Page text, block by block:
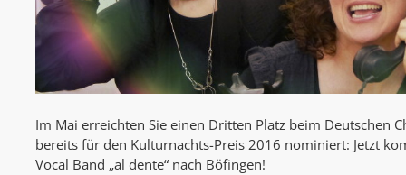
Im Mai erreichten Sie einen Dritten Platz beim Deutschen
bereits für den Kulturnachts-Preis 2016 nominiert: Jetzt
Vocal Band „al dente“ nach Böfingen!